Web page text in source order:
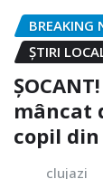
BREAKING
ȘTIRI
mâncat
copil din
clujazi